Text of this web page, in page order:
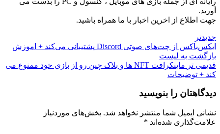
آورید.
جهت اطلاع از اخرین اخبار با ما همراه باشید.
جدیدتر
ایکس‌باکس از چت‌های صوتی Discord پشتیبانی می‌کند + اموزش
بازگشت به لیست
قدیمی تر
ماینکرافت NFT ها و بلاک چین رو از بازی خود ممنوع می
کند + توضیحات
دیدگاهتان را بنویسید
نشانی ایمیل شما منتشر نخواهد شد. بخش‌های موردنیاز
علامت‌گذاری شده‌اند *